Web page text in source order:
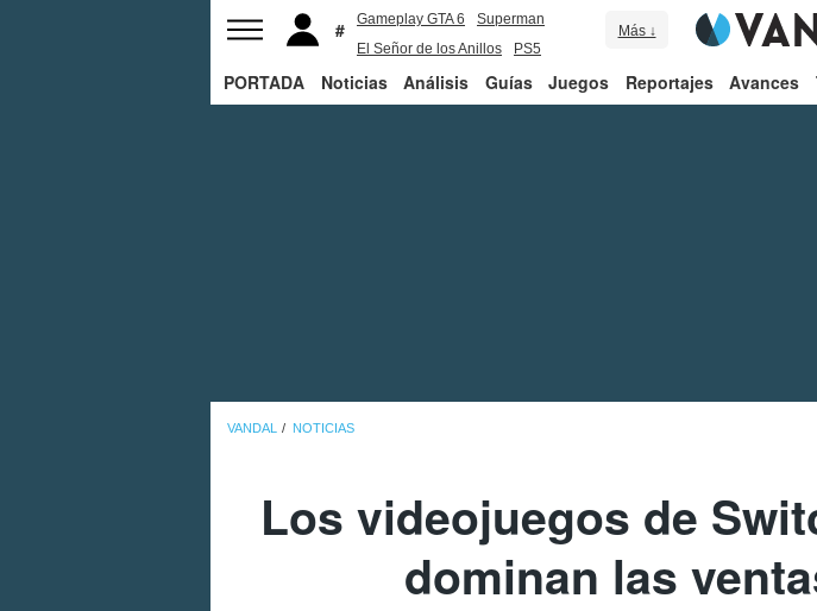
Gameplay GTA 6
Superman
El Señor de los Anillos
PS5
Más ↓
PORTADA Noticias Análisis Guías Juegos Reportajes Avances
VANDAL NOTICIAS
Los videojuegos de
dominan las